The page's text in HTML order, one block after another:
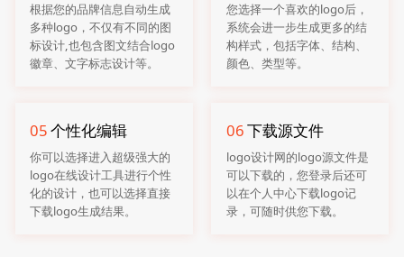
根据您的品牌信息自动生成
多种logo，不仅有不同的图
标设计,也包含图文结合logo
徽章、文字标志设计等。
您选择一个喜欢的logo后，
系统会进一步生成更多的结
构样式，包括字体、结构、
颜色、类型等。
05个性化编辑
你可以选择进入超级强大的
logo在线设计工具进行个性
化的设计，也可以选择直接
下载logo生成结果。
06下载源文件
logo设计网的logo源文件是
可以下载的，您登录后还可
以在个人中心下载logo记
录，可随时供您下载。